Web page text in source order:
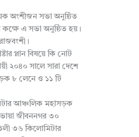
অংশীজন সভা অনুষ্ঠিত
কক্ষে এ সভা অনুষ্ঠিত হয়।
প্লান বিষয়ে কি নোট
২০৪০ সালে সারা দেশে
৮ লেনে ও ১১ টি
আঞ্চলিক মহাসড়ক
ভায়া জীবননগর ৩০
৩৬ কিলোমিটার